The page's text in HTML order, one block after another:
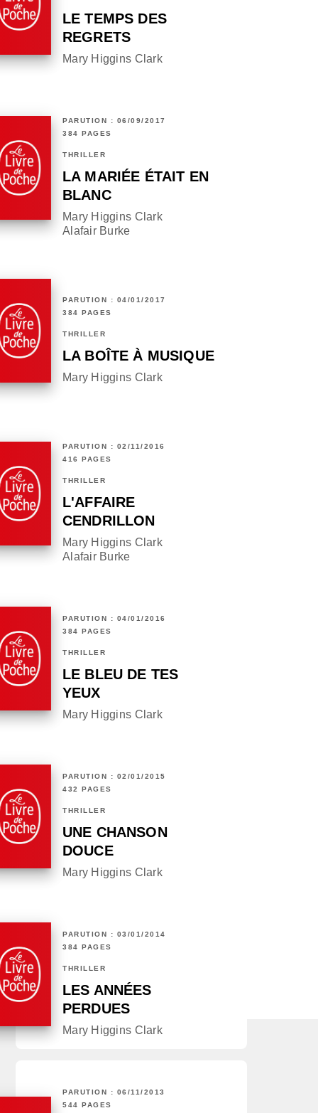
LE TEMPS DES
REGRETS
Mary Higgins Clark
PARUTION : 06/09/2017
384 PAGES
THRILLER
LA MARIÉE ÉTAIT EN
BLANC
Mary Higgins Clark
Alafair Burke
PARUTION : 04/01/2017
384 PAGES
THRILLER
LA BOÎTE À MUSIQUE
Mary Higgins Clark
PARUTION : 02/11/2016
416 PAGES
THRILLER
L'AFFAIRE
CENDRILLON
Mary Higgins Clark
Alafair Burke
PARUTION : 04/01/2016
384 PAGES
THRILLER
LE BLEU DE TES
YEUX
Mary Higgins Clark
PARUTION : 02/01/2015
432 PAGES
THRILLER
UNE CHANSON
DOUCE
Mary Higgins Clark
PARUTION : 03/01/2014
384 PAGES
THRILLER
LES ANNÉES
PERDUES
Mary Higgins Clark
PARUTION : 06/11/2013
544 PAGES